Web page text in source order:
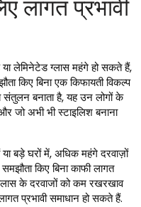
लागत प्रभावी
लेमिनेटेड ग्लास महंगे हो सकते हैं,
किए बिना एक किफायती विकल्प
बनाता है, यह उन लोगों के
जो अभी भी स्टाइलिश बनाना
बड़े घरों में, अधिक महंगे दरवाज़ों
किए बिना काफी लागत
के दरवाजों को कम रखरखाव
प्रभावी समाधान हो सकते हैं.